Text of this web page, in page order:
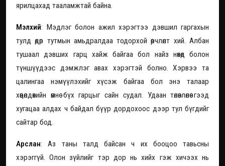
ярилцахад тааламжтай байна.
Мэлхий: Мэдлэг болон ажил хэрэгтээ дэвшил гаргахын
тулд өдөр тутмын амьдралдаа тодорхой өөрчлөлт хий. Албан
тушаал дэвших гарц хайж байгаа бол найз нөхөд болон
түншүүдээс дэмжлэг авах хэрэгтэй болно. Хэрвээ та
цалингаа нэмүүлэхийг хүсэж байгаа бол энэ талаар
хөөцөлдөхийн өмнө бүх гарцыг сайн судал. Удаан төлөвлөлөө гээд
хугацаа алдах ч байдал бүүр дордохоос дээр тул бүгдийг
сайтар бод.
Арслан: Аз таны талд байсан ч их бооцоо тавьсны
хэрэггүй. Олон зүйлийг тэр дор нь хийх гэж хичээх нь